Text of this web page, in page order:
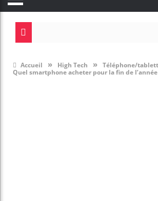
Accueil » High Tech » Téléphone/
Quel smartphone acheter pour la fin de l’année